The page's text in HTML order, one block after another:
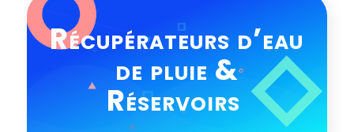
Récupérateurs d’eau
de pluie &
Réservoirs